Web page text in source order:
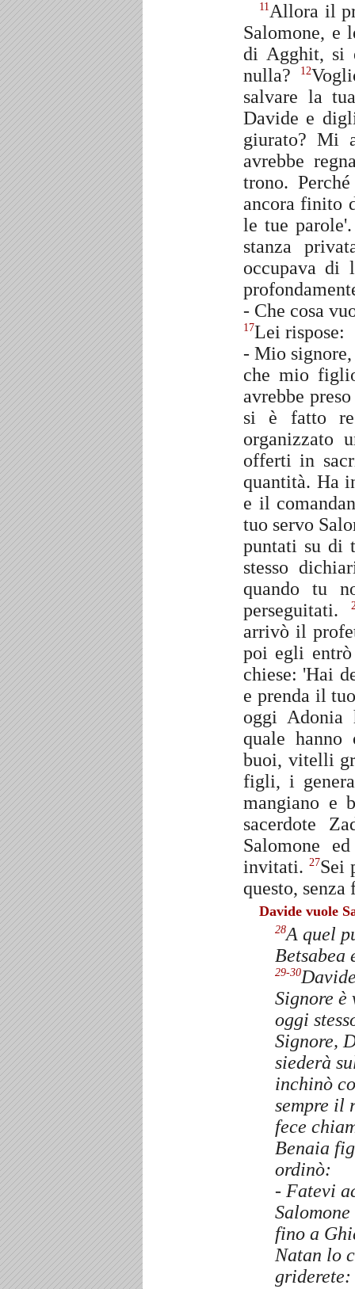
11 Allora il
Salomone, e
di Agghit, si
nulla?
12
salvare la
Davide e
giurato? Mi
avrebbe
trono.
ancora finito
le tue
stanza
occupava
- Che cosa
17Lei rispose:
- Mio
che mio
avrebbe
si è fatto
organizzato
offerti in
quantità. Ha
e il
tuo servo
puntati su di
stesso
quando tu
perseguitati.
arrivò il
poi egli
chiese: 'Hai
e prenda il
oggi Adonia
quale
buoi, vitelli
figli, i
mangiano e
sacerdote
Salomone
invitati. 27Sei
questo, senza
Davide vuole
28A quel
Betsabea
29-30
Signore
oggi
Signore,
siederà
inchinò
sempre il
fece
Benaia
ordinò:
- Fatevi
fino a
Natan lo